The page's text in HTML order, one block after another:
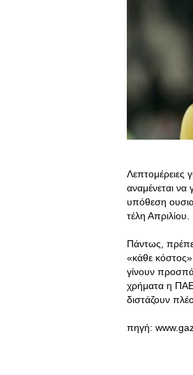
Λεπτομέρειες
αναμένεται να
υπόθεση
τέλη Απριλίου.
Πάντως,
«κάθε
γίνουν
χρήματα η
διστάζουν
πηγή: